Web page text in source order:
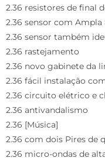
2.36 resistores de final
2.36 sensor com Ampla
2.36 sensor também
2.36 rastejamento
2.36 novo gabinete da
2.36 fácil instalação
2.36 circuito elétrico e
2.36 antivandalismo
2.36 [Música]
2.36 com dois Pires de
2.36 micro-ondas de